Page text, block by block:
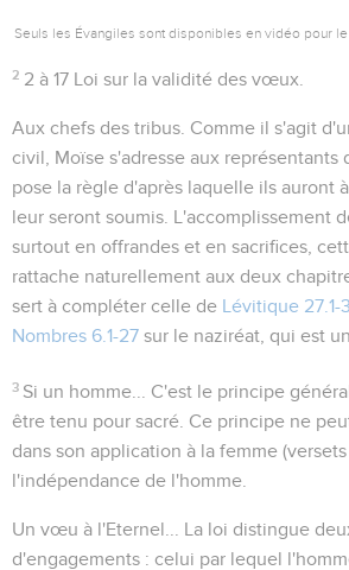
Seuls les Évangiles sont disponibles en vidéo pour le
2 2 à 17 Loi sur la validité des vœux.
Aux chefs des tribus . Comme il s'agit
civil, Moïse s'adresse aux représentants
pose la règle d'après laquelle ils auront
leur seront soumis. L'accomplissement
surtout en offrandes et en sacrifices,
rattache naturellement aux deux
sert à compléter celle de Lévitique 27.1-
Nombres 6.1-27 sur le naziréat, qui est
3 Si un homme...
C'est le principe
être tenu pour sacré. Ce principe ne
dans son application à la femme (versets
l'indépendance de l'homme.
Un vœu à l'Eternel...
La loi distingue
d'engagements : celui par lequel